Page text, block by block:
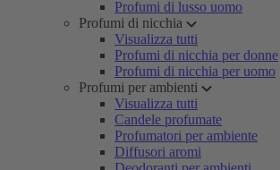
Profumi di lusso uomo
Profumi di nicchia
Visualizza tutti
Profumi di nicchia per donne
Profumi di nicchia per uomo
Profumi per ambienti
Visualizza tutti
Candele profumate
Profumatori per ambiente
Diffusori aromi